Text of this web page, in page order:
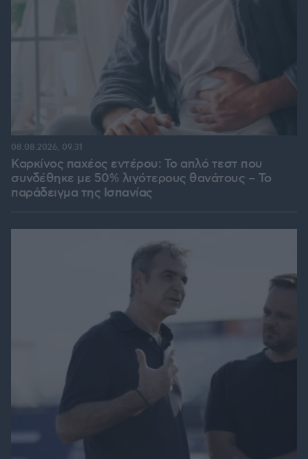
Καρκίνος παχέος εντέρου: Το απλό τεστ που
συνδέθηκε με 50% λιγότερους θανάτους – Το
παράδειγμα της Ισπανίας
08.08.2026, 09:31